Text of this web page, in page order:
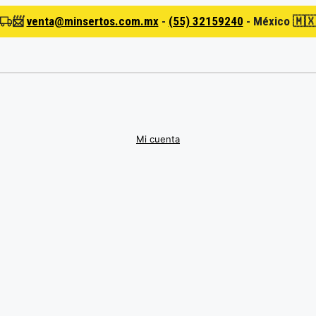
📨venta@minsertos.com.mx- (55) 32159240 - México 🇲🇽
Mi cuenta